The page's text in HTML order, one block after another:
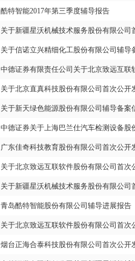
酷特智能2017年第三季度辅导报告
关于新疆星沃机械技术服务股份有限公司
关于信诺立兴精细化工股份有限公司辅导
中德证券有限责任公司关于北京致远互联
关于北京直真科技股份有限公司首次公开
关于新天绿色能源股份有限公司辅导备案
中德证券关于上海巴兰仕汽车检测设备
广东佳奇科技教育股份有限公司首次公
关于北京致远互联软件股份有限公司首次
关于新疆星沃机械技术服务股份有限公司
青岛酷特智能股份有限公司辅导进展报告
关于北京致远互联软件股份有限公司首
烟台正海合泰科技股份有限公司首次公开